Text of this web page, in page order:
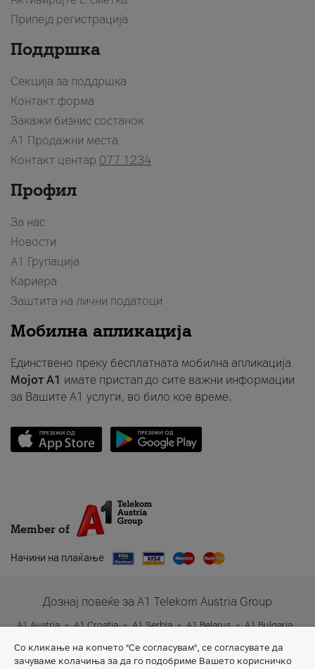
Припејд регистрација
Поддршка
Секција за поддршка
Контакт форма
Закажи бизнис состанок
A1 Продажни места
Контакт центар 077 1234
Профил
За нас
Новости
А1 Групација
Кариера
Заштита на лични податоци
Мобилна апликација
Единствено преку бесплатната мобилна апликација
Мојот A1 имате пристап до сите важни информации
за Вашите A1 услуги, во било кое време.
Member of
Начини на плаќање
Дознај повеќе за A1 Telekom Austria Group
A1 Austria A1 Croatia A1 Serbia A1 Belarus
A1 Bulgaria
A1 Slovenia
A1 Digital
Со кликање на копчето "Се согласувам", се согласувате да
зачуваме колачиња за да го подобриме Вашето корисничко